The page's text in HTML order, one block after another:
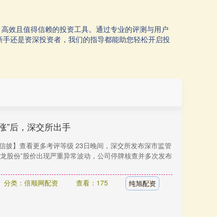
效且值得信赖的投资工具。通过专业的评测与用户
还是资深投资者，我们的指导都能助您轻松开启投
”后，深交所出手
披】查看更多考评等级 23日晚间，深交所发布深市监管
股份”股价出现严重异常波动，公司停牌核查并多次发布
分类：倍顺网配资 查看：175 纯旭配资